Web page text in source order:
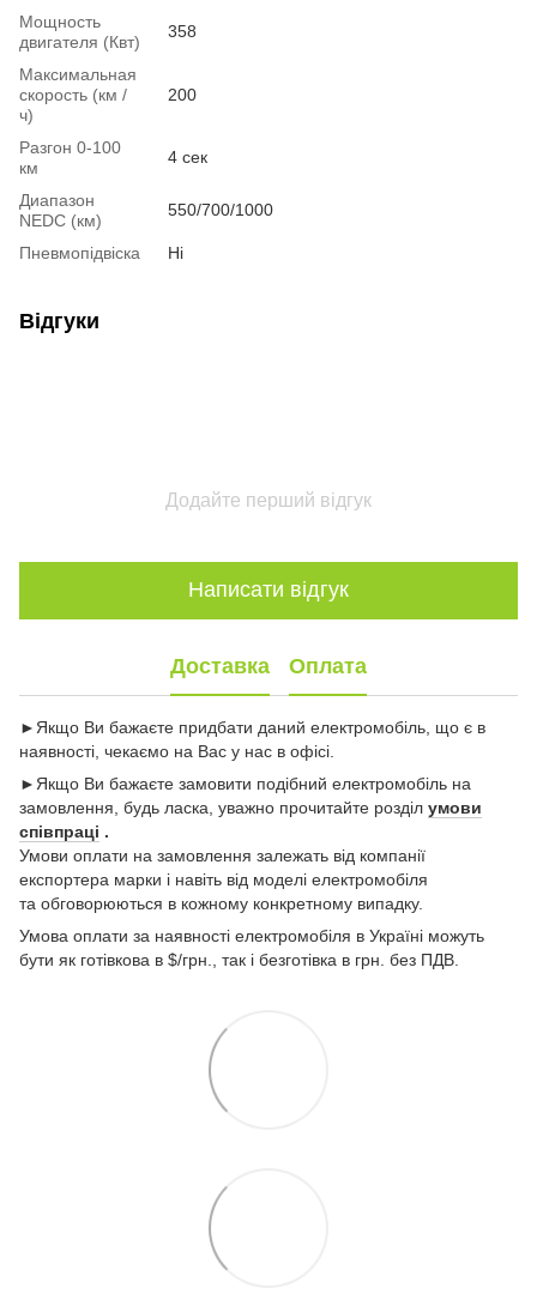
Мощность
двигателя (Квт)
358
Максимальная
скорость (км /
ч)
200
Разгон 0-100
км
4 сек
Диапазон
NEDC (км)
550/700/1000
Пневмопідвіска Ні
Відгуки
Додайте перший відгук
Написати відгук
Доставка Оплата
►Якщо Ви бажаєте придбати даний електромобіль, що є в
наявності, чекаємо на Вас у нас в офісі.
►Якщо Ви бажаєте замовити подібний електромобіль на
замовлення, будь ласка, уважно прочитайте розділ умови
співпраці .
Умови оплати на замовлення залежать від компанії
експортера марки і навіть від моделі електромобіля
та обговорюються в кожному конкретному випадку.
Умова оплати за наявності електромобіля в Україні можуть
бути як готівкова в $/грн., так і безготівка в грн. без ПДВ.